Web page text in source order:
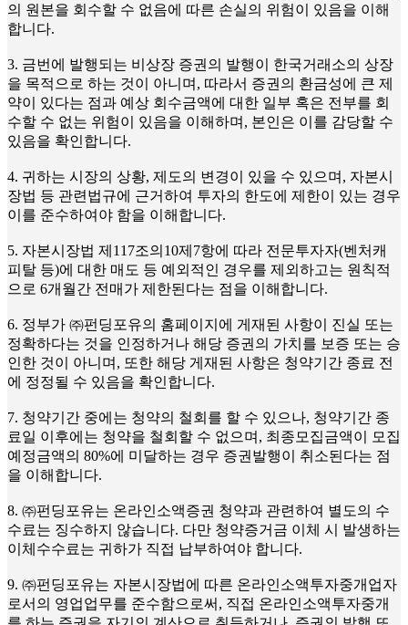
의 원본을 회수할 수 없음에 따른 손실의 위험이 있음을 이해
합니다.
3. 금번에 발행되는 비상장 증권의 발행이 한국거래소의 상장
을 목적으로 하는 것이 아니며, 따라서 증권의 환금성에 큰 제
약이 있다는 점과 예상 회수금액에 대한 일부 혹은 전부를 회
수할 수 없는 위험이 있음을 이해하며, 본인은 이를 감당할 수
있음을 확인합니다.
4. 귀하는 시장의 상황, 제도의 변경이 있을 수 있으며, 자본시
장법 등 관련법규에 근거하여 투자의 한도에 제한이 있는 경우
이를 준수하여야 함을 이해합니다.
5. 자본시장법 제117조의10제7항에 따라 전문투자자(벤처캐
피탈 등)에 대한 매도 등 예외적인 경우를 제외하고는 원칙적
으로 6개월간 전매가 제한된다는 점을 이해합니다.
6. 정부가 ㈜펀딩포유의 홈페이지에 게재된 사항이 진실 또는
정확하다는 것을 인정하거나 해당 증권의 가치를 보증 또는 승
인한 것이 아니며, 또한 해당 게재된 사항은 청약기간 종료 전
에 정정될 수 있음을 확인합니다.
7. 청약기간 중에는 청약의 철회를 할 수 있으나, 청약기간 종
료일 이후에는 청약을 철회할 수 없으며, 최종모집금액이 모집
예정금액의 80%에 미달하는 경우 증권발행이 취소된다는 점
을 이해합니다.
8. ㈜펀딩포유는 온라인소액증권 청약과 관련하여 별도의 수
수료는 징수하지 않습니다. 다만 청약증거금 이체 시 발생하는
이체수수료는 귀하가 직접 납부하여야 합니다.
9. ㈜펀딩포유는 자본시장법에 따른 온라인소액투자중개업자
로서의 영업업무를 준수함으로써, 직접 온라인소액투자중개